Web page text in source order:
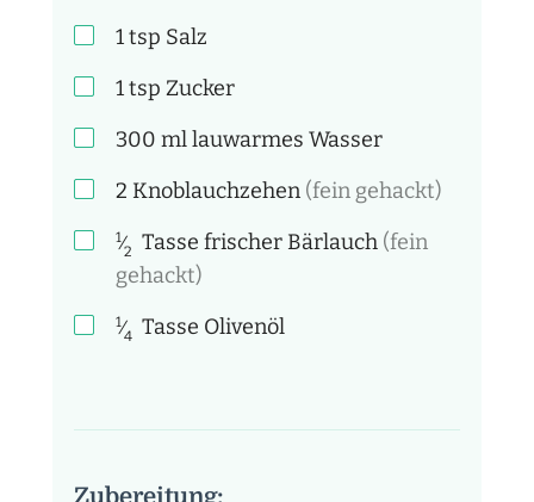
1tsp Salz
1tsp Zucker
300 mllauwarmes Wasser
2 Knoblauchzehen (fein gehackt)
1⁄2 Tasse frischer Bärlauch (fein
gehackt)
1⁄4 Tasse Olivenöl
Zubereitung: